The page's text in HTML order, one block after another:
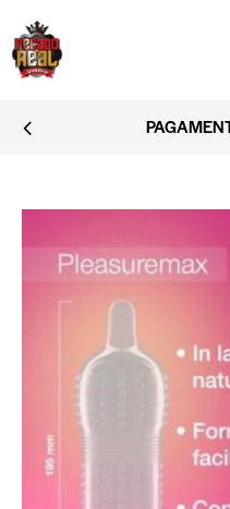
PAGAMENTOS